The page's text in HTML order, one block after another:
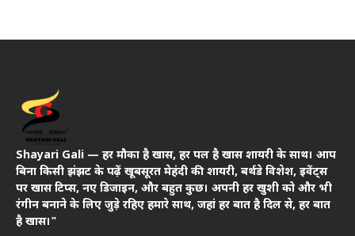
Shayari Gali — हर मौका है खास, हर पल है खास शायरी के साथ। आप
बिना किसी झंझट के पढ़ें खूबसूरत मेहंदी की शायरी, बर्थडे विशेश, इवेंट्स
पर खास टिप्स, नए डिजाइन, और बहुत कुछ। अपनी हर खुशी को और भी
रंगीन बनाने के लिए जुड़े रहिए हमारे साथ, जहां हर बात है दिल से, हर बात
है खास।"